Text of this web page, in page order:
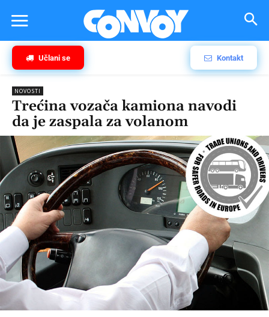
Učlani se Kontakt
NOVOSTI
Trećina vozača kamiona navodi
da je zaspala za volanom